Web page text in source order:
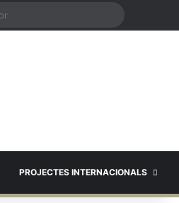
PROJECTES INTERNACIONALS